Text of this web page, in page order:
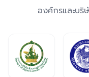
องค์กรและบริษั